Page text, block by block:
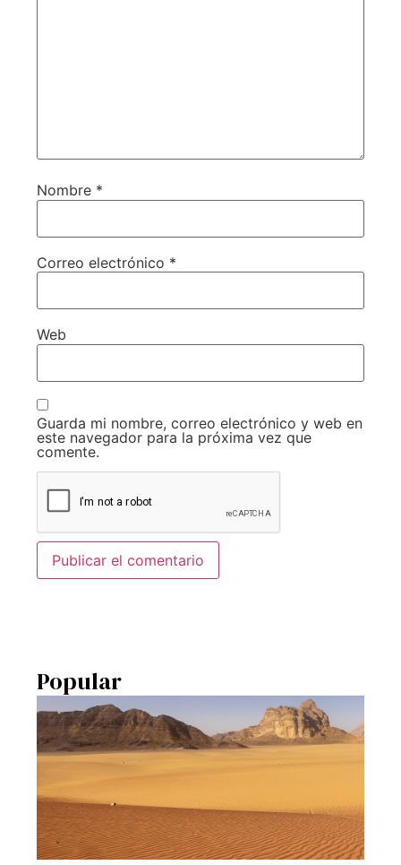
Nombre *
Correo electrónico *
Web
Guarda mi nombre, correo electrónico y web en
este navegador para la próxima vez que
comente.
Popular